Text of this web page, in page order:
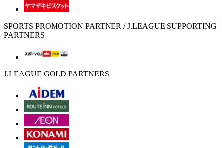
SPORTS PROMOTION PARTNER / J.LEAGUE SUPPORTING
PARTNERS
J.LEAGUE GOLD PARTNERS